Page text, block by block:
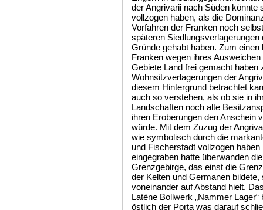
der Angrivarii nach Süden könnte
vollzogen haben, als die
Vorfahren der Franken noch
späteren
Gründe gehabt haben. Zum
Franken wegen ihres
Gebiete Land frei gemacht
Wohnsitzverlagerungen der
diesem Hintergrund betrachtet
auch so verstehen, als ob sie in
Landschaften noch alte
ihren Eroberungen den Anschein
würde. Mit dem Zuzug der
wie symbolisch durch die
und Fischerstadt vollzogen
eingegraben hatte überwanden
Grenzgebirge, das einst die
der Kelten und Germanen
voneinander auf Abstand hielt.
Latène Bollwerk „Nammer
östlich der Porta was darauf